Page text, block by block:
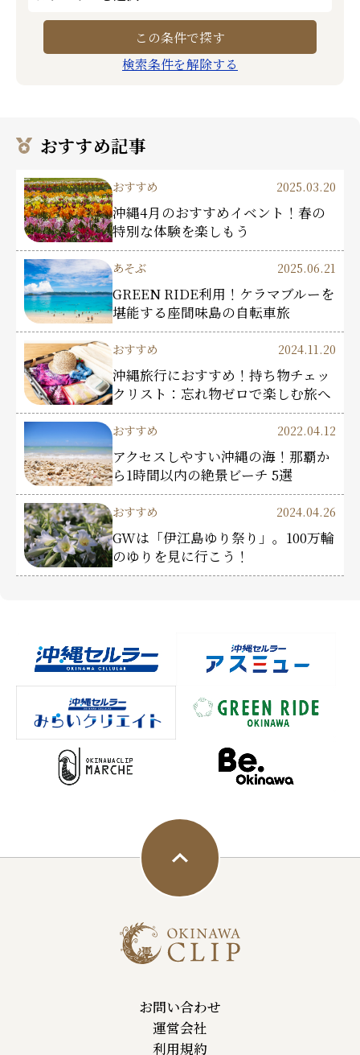
検索条件を解除する
おすすめ記事
おすすめ 2025.03.20
沖縄4月のおすすめイベント！春の
特別な体験を楽しもう
あそぶ 2025.06.21
GREEN RIDE利用！ケラマブルーを
堪能する座間味島の自転車旅
おすすめ 2024.11.20
沖縄旅行におすすめ！持ち物チェッ
クリスト：忘れ物ゼロで楽しむ旅へ
おすすめ 2022.04.12
アクセスしやすい沖縄の海！那覇か
ら1時間以内の絶景ビーチ 5選
おすすめ 2024.04.26
GWは「伊江島ゆり祭り」。100万輪
のゆりを見に行こう！
お問い合わせ
運営会社
利用規約